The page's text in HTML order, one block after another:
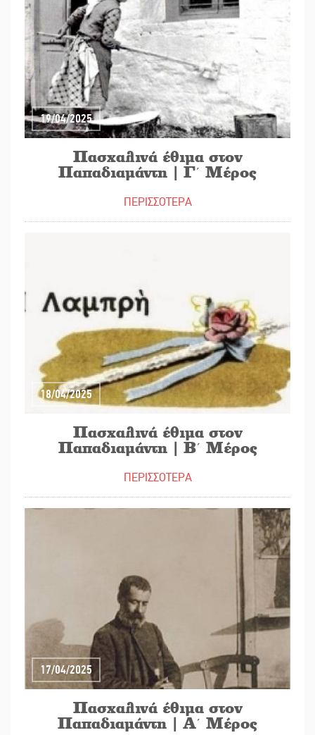
19/04/2025
Πασχαλινά έθιμα στον
Παπαδιαμάντη | Γ΄ Μέρος
ΠΕΡΙΣΣΟΤΕΡΑ
18/04/2025
Πασχαλινά έθιμα στον
Παπαδιαμάντη | Β΄ Μέρος
ΠΕΡΙΣΣΟΤΕΡΑ
17/04/2025
Πασχαλινά έθιμα στον
Παπαδιαμάντη | Α΄ Μέρος